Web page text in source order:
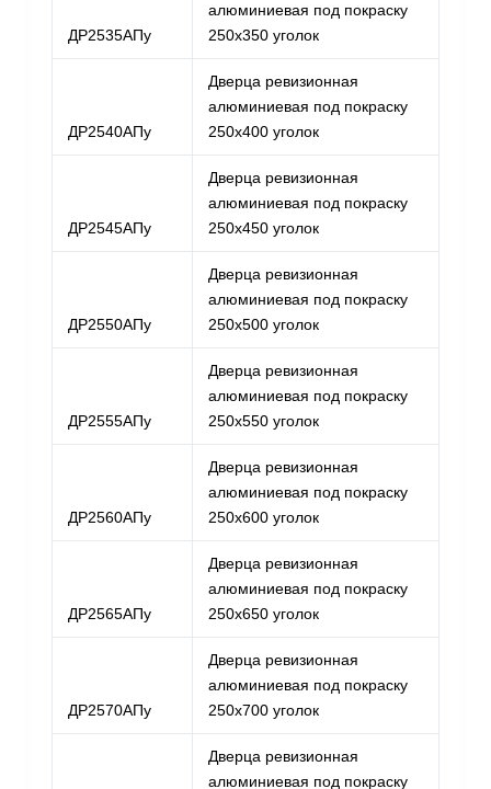
ДР2535АПу
алюминиевая под покраску
250х350 уголок
ДР2540АПу
Дверца ревизионная
алюминиевая под покраску
250х400 уголок
ДР2545АПу
Дверца ревизионная
алюминиевая под покраску
250х450 уголок
ДР2550АПу
Дверца ревизионная
алюминиевая под покраску
250х500 уголок
ДР2555АПу
Дверца ревизионная
алюминиевая под покраску
250х550 уголок
ДР2560АПу
Дверца ревизионная
алюминиевая под покраску
250х600 уголок
ДР2565АПу
Дверца ревизионная
алюминиевая под покраску
250х650 уголок
ДР2570АПу
Дверца ревизионная
алюминиевая под покраску
250х700 уголок
Дверца ревизионная
алюминиевая под покраску